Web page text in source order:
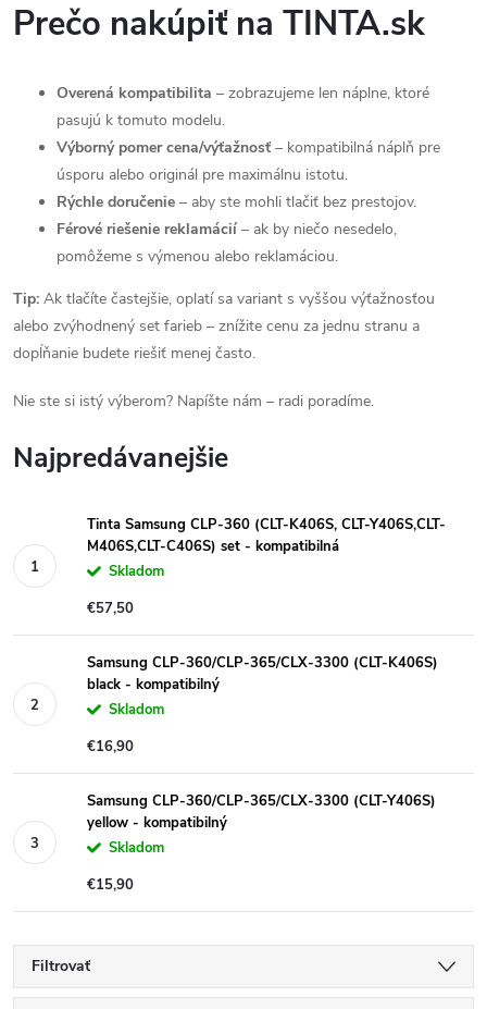
Prečo nakúpiť na TINTA.sk
Overená kompatibilita – zobrazujeme len náplne, ktoré
pasujú k tomuto modelu.
Výborný pomer cena/výťažnosť – kompatibilná náplň pre
úsporu alebo originál pre maximálnu istotu.
Rýchle doručenie – aby ste mohli tlačiť bez prestojov.
Férové riešenie reklamácií – ak by niečo nesedelo,
pomôžeme s výmenou alebo reklamáciou.
Tip: Ak tlačíte častejšie, oplatí sa variant s vyššou výťažnosťou
alebo zvýhodnený set farieb – znížite cenu za jednu stranu a
dopĺňanie budete riešiť menej často.
Nie ste si istý výberom? Napíšte nám – radi poradíme.
Najpredávanejšie
Tinta Samsung CLP-360 (CLT-K406S, CLT-Y406S,CLT-
M406S,CLT-C406S) set - kompatibilná
Skladom
€57,50
Samsung CLP-360/CLP-365/CLX-3300 (CLT-K406S)
black - kompatibilný
Skladom
€16,90
Samsung CLP-360/CLP-365/CLX-3300 (CLT-Y406S)
yellow - kompatibilný
Skladom
€15,90
Filtrovať